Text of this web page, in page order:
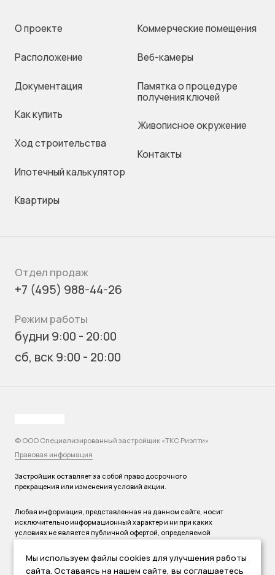
О проекте
Раcположение
Документация
Как купить
Ход строительства
Ипотечный калькулятор
Квартиры
Коммерческие помещения
Веб-камеры
Памятка о процедуре
получения ключей
Живописное окружение
Контакты
Отдел продаж
+7 (495) 988-44-26
Режим работы
будни 9:00 - 20:00
сб, вск 9:00 - 20:00
© ООО Специализированный застройщик «ТКС Риэлти»
Правовая информация
Застройщик оставляет за собой право досрочного
прекращения или изменения условий акции.
Любая информация, представленная на данном сайте, носит
исключительно информационный характер и ни при каких
условиях не является публичной офертой, определяемой
Продолжая работать с сайтом вы подтверждаете своё согласие
Мы используем файлы cookies для улучшения работы
сайта. Оставаясь на нашем сайте, вы соглашаетесь